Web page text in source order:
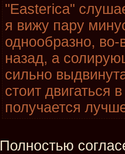
"Easterica"
я вижу пару
однообразно,
назад, а
сильно
стоит двигаться
получается
Полностью